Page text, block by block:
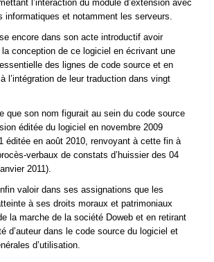
l’interaction du module d’extension avec
informatiques et notamment les serveurs.
encore dans son acte introductif avoir
conception de ce logiciel en écrivant une
des lignes de code source et en
l’intégration de leur traduction dans vingt
que son nom figurait au sein du code source
éditée du logiciel en novembre 2009
éditée en août 2010, renvoyant à cette fin à
verbaux de constats d’huissier des 04
2011).
valoir dans ses assignations que les
à ses droits moraux et patrimoniaux
la marche de la société Doweb et en retirant
d’auteur dans le code source du logiciel et
d’utilisation.